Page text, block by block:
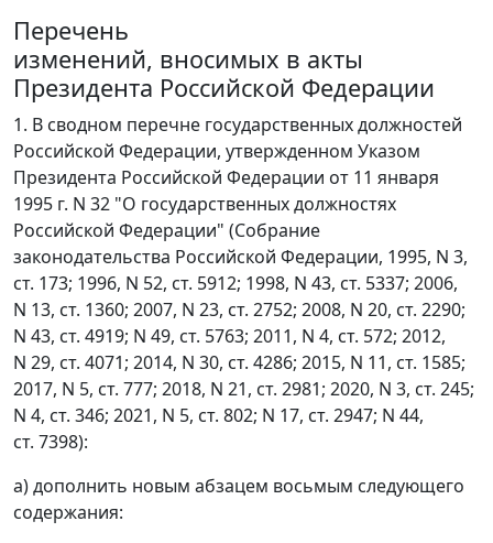
Перечень
изменений, вносимых в акты
Президента Российской Федерации
1. В сводном перечне государственных должностей
Российской Федерации, утвержденном Указом
Президента Российской Федерации от 11 января
1995 г. N 32 "О государственных должностях
Российской Федерации" (Собрание
законодательства Российской Федерации, 1995, N 3,
ст. 173; 1996, N 52, ст. 5912; 1998, N 43, ст. 5337; 2006,
N 13, ст. 1360; 2007, N 23, ст. 2752; 2008, N 20, ст. 2290;
N 43, ст. 4919; N 49, ст. 5763; 2011, N 4, ст. 572; 2012,
N 29, ст. 4071; 2014, N 30, ст. 4286; 2015, N 11, ст. 1585;
2017, N 5, ст. 777; 2018, N 21, ст. 2981; 2020, N 3, ст. 245;
N 4, ст. 346; 2021, N 5, ст. 802; N 17, ст. 2947; N 44,
ст. 7398):
а) дополнить новым абзацем восьмым следующего
содержания: